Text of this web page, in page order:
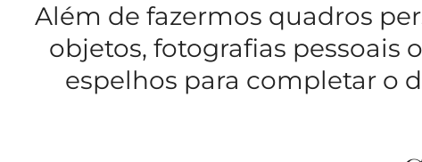
Além de fazermos quadros
objetos, fotografias pessoais
espelhos para completar o